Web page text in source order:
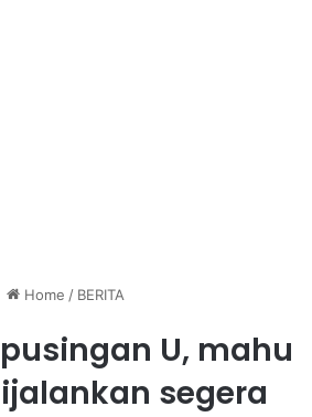
Home / BERITA
U, mahu
segera